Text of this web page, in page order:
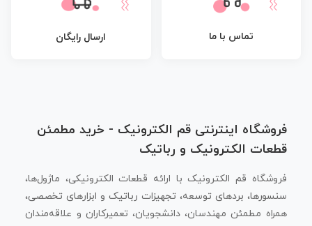
تماس با ما ارسال رایگان
فروشگاه اینترنتی قم الکترونیک - خرید مطمئن
قطعات الکترونیک و رباتیک
فروشگاه قم الکترونیک با ارائه قطعات الکترونیکی، ماژول‌ها،
سنسورها، بردهای توسعه، تجهیزات رباتیک و ابزارهای تخصصی،
همراه مطمئن مهندسان، دانشجویان، تعمیرکاران و علاقه‌مندان